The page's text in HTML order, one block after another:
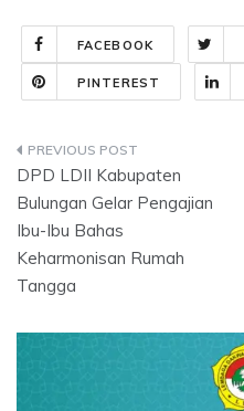
FACEBOOK
PINTEREST
Post
navigation
DPD LDII Kabupaten
Bulungan Gelar Pengajian
Ibu-Ibu Bahas
Keharmonisan Rumah
Tangga